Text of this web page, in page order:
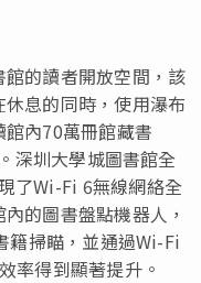
的讀者開放空間，該
息的同時，使用瀑布
內70萬冊館藏書
深圳大學城圖書館全
了Wi-Fi 6無線網絡全
的圖書盤點機器人，
籍掃瞄，並通過Wi-Fi
率得到顯著提升。